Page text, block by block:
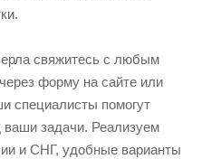
свяжитесь с любым
форму на сайте или
специалисты помогут
ваши задачи. Реализуем
и СНГ, удобные варианты